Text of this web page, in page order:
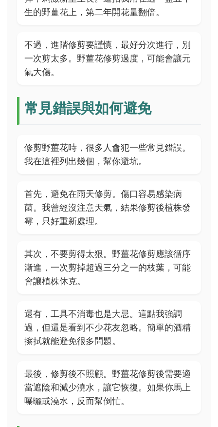
生的野薑花上，第二年開花量翻倍。
不過，進階修剪要謹慎，最好分次進行，別
一次剪太多。野薑花修剪過度，可能會讓元
氣大傷。
常見錯誤與如何避免
修剪野薑花時，很多人會犯一些常見錯誤。
我在這裡列出幾個，幫你避坑。
首先，避免在雨天修剪。傷口容易感染病
菌。我曾經沒注意天氣，結果修剪後植株發
霉，只好重新處理。
其次，不要剪得太狠。野薑花修剪應該循序
漸進，一次剪掉超過三分之一的枝葉，可能
會讓植株休克。
還有，工具不消毒也是大忌。這點我強調
過，但還是看到不少花友忽略。簡單的酒精
擦拭就能避免很多問題。
最後，修剪後不照顧。野薑花修剪後需要適
當遮陰和減少澆水，讓它恢復。如果你馬上
曝曬或澆水，反而幫倒忙。